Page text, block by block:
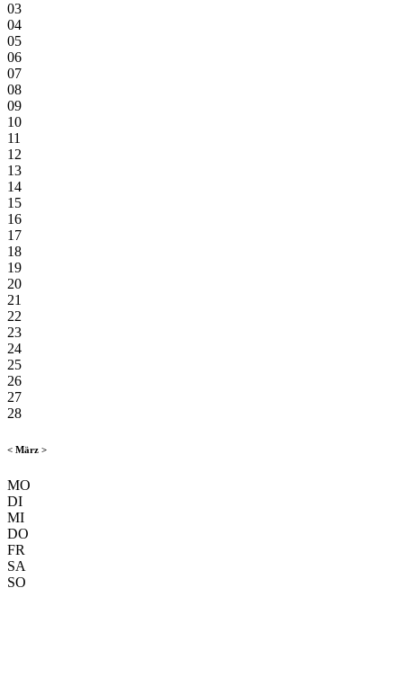
03
04
05
06
07
08
09
10
11
12
13
14
15
16
17
18
19
20
21
22
23
24
25
26
27
28
< März >
MO
DI
MI
DO
FR
SA
SO